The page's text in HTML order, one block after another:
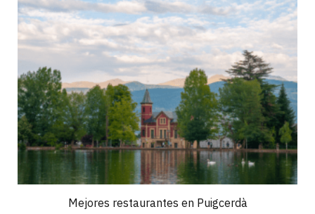
Mejores restaurantes en Puigcerdà